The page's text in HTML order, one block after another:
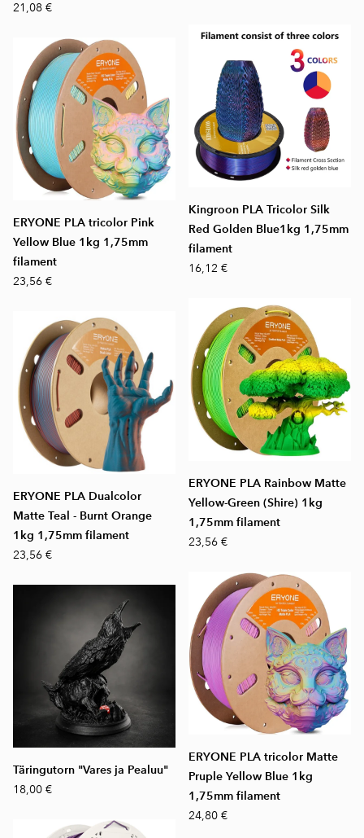
21,08 €
Kingroon PLA Tricolor Silk
Red Golden Blue1kg 1,75mm
filament
16,12 €
ERYONE PLA tricolor Pink
Yellow Blue 1kg 1,75mm
filament
23,56 €
ERYONE PLA Rainbow Matte
Yellow-Green (Shire) 1kg
1,75mm filament
23,56 €
ERYONE PLA Dualcolor
Matte Teal - Burnt Orange
1kg 1,75mm filament
23,56 €
ERYONE PLA tricolor Matte
Pruple Yellow Blue 1kg
1,75mm filament
24,80 €
Täringutorn "Vares ja Pealuu"
18,00 €